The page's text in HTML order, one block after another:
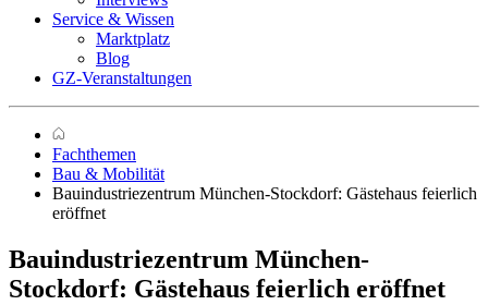
Service & Wissen
Marktplatz
Blog
GZ-Veranstaltungen
Fachthemen
Bau & Mobilität
Bauindustriezentrum München-Stockdorf: Gästehaus feierlich
eröffnet
Bauindustriezentrum München-
Stockdorf: Gästehaus feierlich eröffnet